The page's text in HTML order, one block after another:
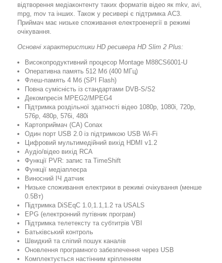
відтворення медіаконтенту таких форматів відео як mkv, avi,
mpg, mov та інших. Також у ресивері є підтримка AC3.
Приймач має низьке споживання електроенергії в режимі
очікування.
Основні характеристики HD ресивера HD Slim 2 Plus:
Високопродуктивний процесор Montage M88CS6001-U
Оперативна память 512 Мб (400 МГц)
Флеш-память 4 Мб (SPI Flash)
Повна сумісність із стандартами DVB-S/S2
Декомпресія MPEG2/MPEG4
Підтримка роздільної здатності відео 1080p, 1080i, 720p,
576p, 480p, 576i, 480i
Картоприймач (СА) Conax
Один порт USB 2.0 із підтримкою USB Wi-Fi
Цифровий мультимедійний вихід HDMI v1.2
Аудіо/відео вихід RCA
Функції PVR: запис та TimeShift
Функції медіаплеєра
Виносний ІЧ датчик
Низьке споживання електрики в режимі очікування (менше
0.5Вт)
Підтримка DiSEqC 1.0,1.1,1.2 та USALS
EPG (електронний путівник програм)
Підтримка телетексту та субтитрів VBI
Батьківський контроль
Швидкий та сліпий пошук каналів
Оновлення програмного забезпечення через USB
Комплектується настінним кріпленням